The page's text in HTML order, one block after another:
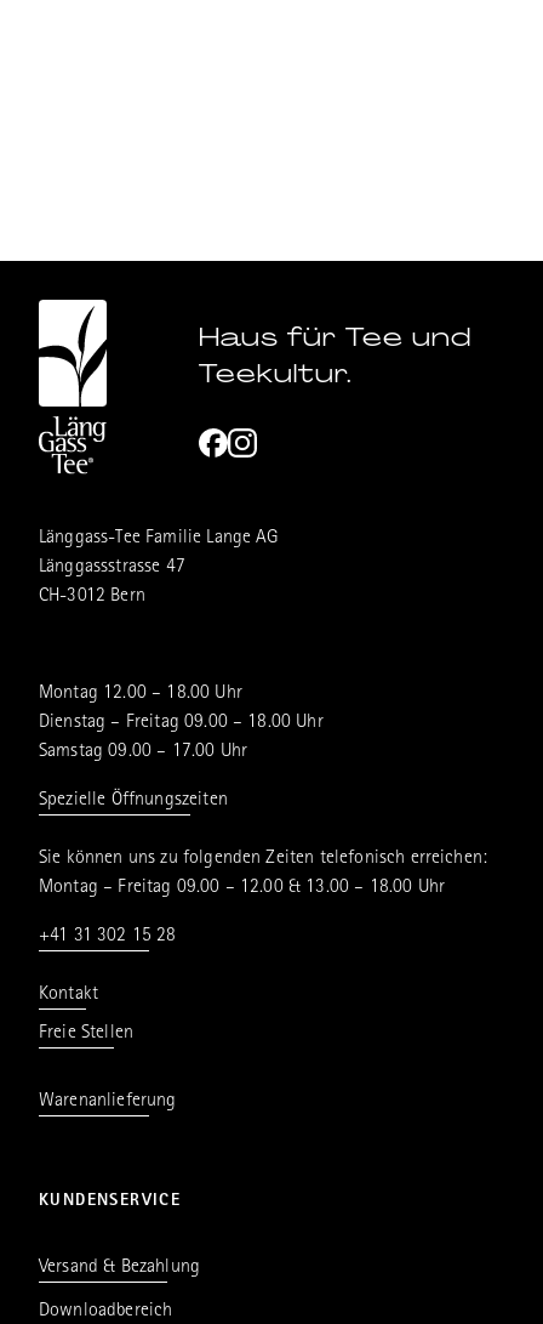
Haus für Tee und
Teekultur.
Länggass-Tee Familie Lange AG
Länggassstrasse 47
CH-3012 Bern
Montag 12.00 – 18.00 Uhr
Dienstag – Freitag 09.00 – 18.00 Uhr
Samstag 09.00 – 17.00 Uhr
Spezielle Öffnungszeiten
Sie können uns zu folgenden Zeiten telefonisch erreichen:
Montag – Freitag 09.00 – 12.00 & 13.00 – 18.00 Uhr
+41 31 302 15 28
Kontakt
Freie Stellen
Warenanlieferung
KUNDENSERVICE
Versand & Bezahlung
Downloadbereich